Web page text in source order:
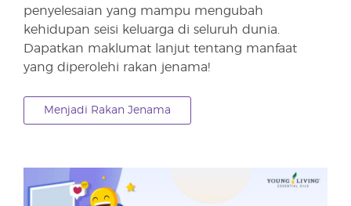
penyelesaian yang mampu mengubah
kehidupan seisi keluarga di seluruh dunia.
Dapatkan maklumat lanjut tentang manfaat
yang diperolehi rakan jenama!
Menjadi Rakan Jenama